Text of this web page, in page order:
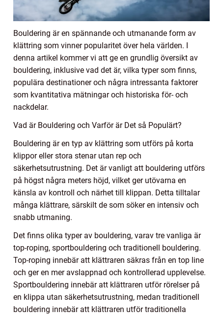
Bouldering är en spännande och utmanande form av
klättring som vinner popularitet över hela världen. I
denna artikel kommer vi att ge en grundlig översikt av
bouldering, inklusive vad det är, vilka typer som finns,
populära destinationer och några intressanta faktorer
som kvantitativa mätningar och historiska för- och
nackdelar.
Vad är Bouldering och Varför är Det så Populärt?
Bouldering är en typ av klättring som utförs på korta
klippor eller stora stenar utan rep och
säkerhetsutrustning. Det är vanligt att bouldering utförs
på högst några meters höjd, vilket ger utövarna en
känsla av kontroll och närhet till klippan. Detta tilltalar
många klättrare, särskilt de som söker en intensiv och
snabb utmaning.
Det finns olika typer av bouldering, varav tre vanliga är
top-roping, sportbouldering och traditionell bouldering.
Top-roping innebär att klättraren säkras från en top line
och ger en mer avslappnad och kontrollerad upplevelse.
Sportbouldering innebär att klättraren utför rörelser på
en klippa utan säkerhetsutrustning, medan traditionell
bouldering innebär att klättraren utför traditionella